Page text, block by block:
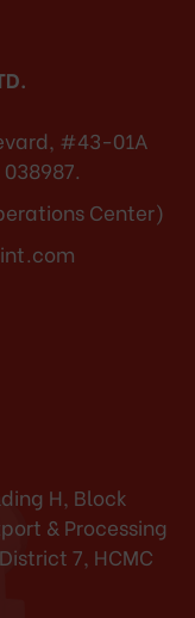
#43-01A
Center)
H, Block
& Processing
7, HCMC